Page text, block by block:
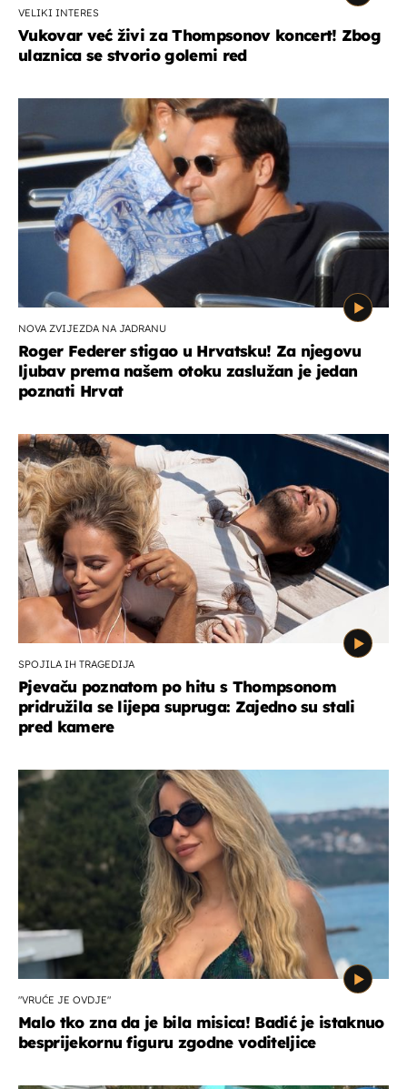
VELIKI INTERES
Vukovar već živi za Thompsonov koncert! Zbog
ulaznica se stvorio golemi red
NOVA ZVIJEZDA NA JADRANU
Roger Federer stigao u Hrvatsku! Za njegovu
ljubav prema našem otoku zaslužan je jedan
poznati Hrvat
SPOJILA IH TRAGEDIJA
Pjevaču poznatom po hitu s Thompsonom
pridružila se lijepa supruga: Zajedno su stali
pred kamere
"VRUĆE JE OVDJE"
Malo tko zna da je bila misica! Badić je istaknuo
besprijekornu figuru zgodne voditeljice